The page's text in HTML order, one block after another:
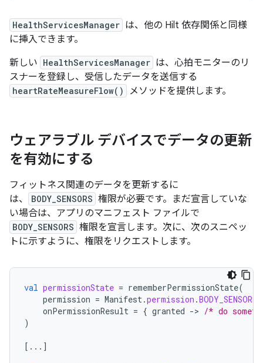
HealthServicesManager は、他の Hilt 依存関係と同様
に挿入できます。
新しい HealthServicesManager は、心拍モニターのリ
スナーを登録し、受信したデータを送信する
heartRateMeasureFlow() メソッドを提供します。
ウェアラブル デバイスでデータの更新
を有効にする
フィットネス関連のデータを更新するに
は、
BODY_SENSORS 権限が必要です。まだ宣言していな
い場合は、アプリのマニフェスト ファイルで
BODY_SENSORS 権限を宣言します。次に、次のスニペッ
トに示すように、権限をリクエストします。
val permissionState = rememberPermissionState(
permission = Manifest.permission .BODY_SENSORS
onPermissionResult = { granted -> /* do
)
[ ... ]